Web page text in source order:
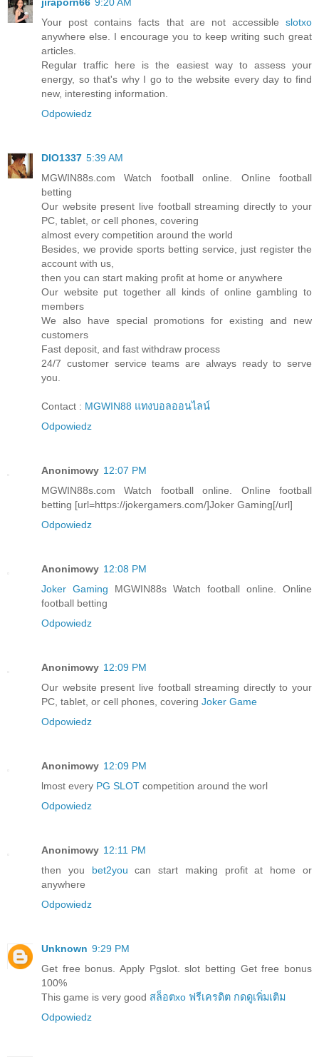
Your post contains facts that are not accessible slotxo
anywhere else. I encourage you to keep writing such great
articles.
Regular traffic here is the easiest way to assess your
energy, so that's why I go to the website every day to find
new, interesting information.
Odpowiedz
DIO1337 5:39 AM
MGWIN88s.com Watch football online. Online football
betting
Our website present live football streaming directly to your
PC, tablet, or cell phones, covering
almost every competition around the world
Besides, we provide sports betting service, just register the
account with us,
then you can start making profit at home or anywhere
Our website put together all kinds of online gambling to
members
We also have special promotions for existing and new
customers
Fast deposit, and fast withdraw process
24/7 customer service teams are always ready to serve
you.
Contact : MGWIN88 แทงบอลออนไลน์
Odpowiedz
Anonimowy 12:07 PM
MGWIN88s.com Watch football online. Online football
betting [url=https://jokergamers.com/]Joker Gaming[/url]
Odpowiedz
Anonimowy 12:08 PM
Joker Gaming MGWIN88s Watch football online. Online
football betting
Odpowiedz
Anonimowy 12:09 PM
Our website present live football streaming directly to your
PC, tablet, or cell phones, covering Joker Game
Odpowiedz
Anonimowy 12:09 PM
lmost every PG SLOT competition around the worl
Odpowiedz
Anonimowy 12:11 PM
then you bet2you can start making profit at home or
anywhere
Odpowiedz
Unknown 9:29 PM
Get free bonus. Apply Pgslot. slot betting Get free bonus
100%
This game is very good สล็อตxo ฟรีเครดิต กดดูเพิ่มเติม
Odpowiedz